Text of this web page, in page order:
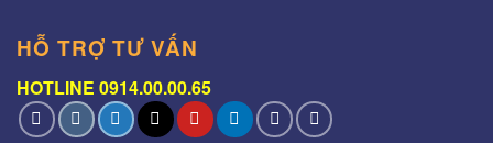
HỖ TRỢ TƯ VẤN
HOTLINE 0914.00.00.65